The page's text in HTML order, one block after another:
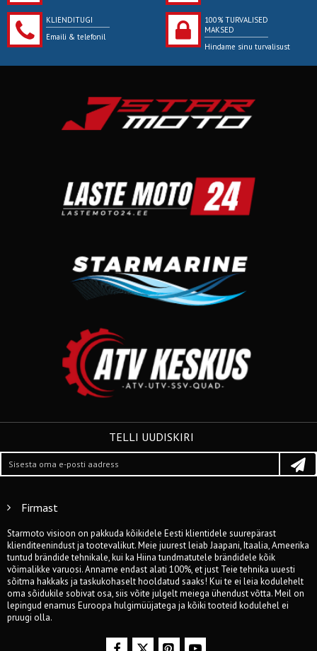
KLIENDITUGI
Emaili & telefonil
100% TURVALISED
MAKSED
Hindame sinu turvalisust
TELLI UUDISKIRI
Firmast
Starmoto visioon on pakkuda kõikidele Eesti klientidele suurepärast
klienditeenindust ja tootevalikut. Meie juurest leiab Jaapani, Itaalia, Ameerika
tuntud brändide tehnikale, kui ka Hiina tundmatutele brändidele kõik
võimalikke varuosi. Anname endast alati 100%, et just Teie tehnika uuesti
sõitma hakkaks ja taskukohaselt hooldatud saaks! Kui te ei leia kodulehelt
oma sõidukile sobivat osa, siis võite julgelt meiega ühendust võtta. Meil on
lepingud enamus Euroopa hulgimüüjatega ja kõiki tooteid kodulehel ei
pruugi olla.